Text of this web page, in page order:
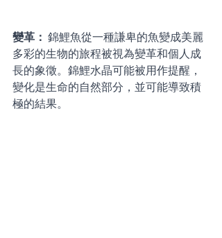
變革： 錦鯉魚從一種謙卑的魚變成美麗
多彩的生物的旅程被視為變革和個人成
長的象徵。錦鯉水晶可能被用作提醒，
變化是生命的自然部分，並可能導致積
極的結果。